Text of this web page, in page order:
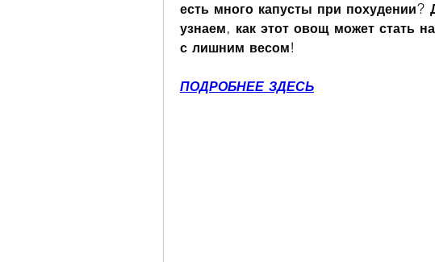
есть много капусты при похудении?
узнаем, как этот овощ может стать
с лишним весом!
ПОДРОБНЕЕ ЗДЕСЬ